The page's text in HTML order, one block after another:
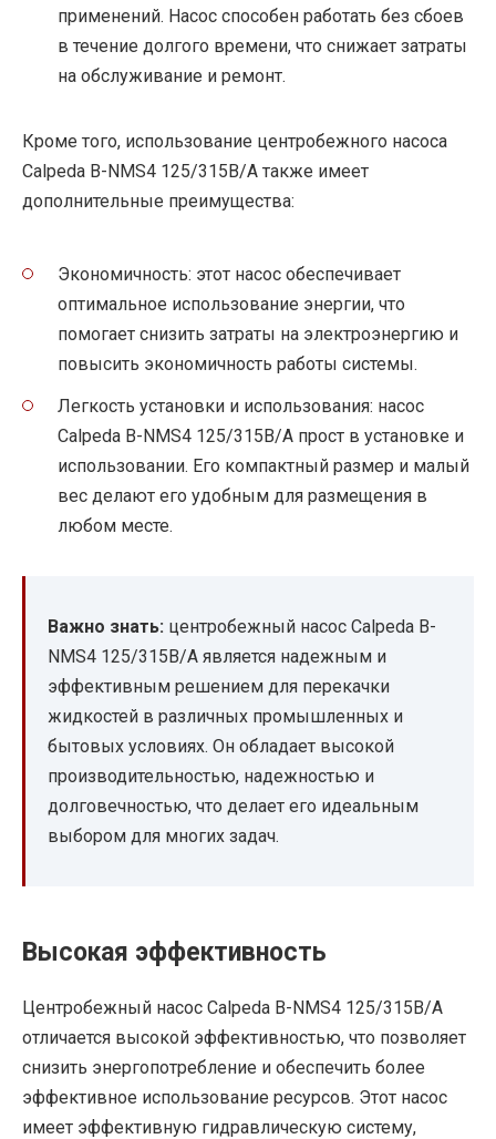
применений. Насос способен работать без сбоев
в течение долгого времени, что снижает затраты
на обслуживание и ремонт.
Кроме того, использование центробежного насоса
Calpeda B-NMS4 125/315B/A также имеет
дополнительные преимущества:
Экономичность: этот насос обеспечивает
оптимальное использование энергии, что
помогает снизить затраты на электроэнергию и
повысить экономичность работы системы.
Легкость установки и использования: насос
Calpeda B-NMS4 125/315B/A прост в установке и
использовании. Его компактный размер и малый
вес делают его удобным для размещения в
любом месте.
Важно знать: центробежный насос Calpeda B-
NMS4 125/315B/A является надежным и
эффективным решением для перекачки
жидкостей в различных промышленных и
бытовых условиях. Он обладает высокой
производительностью, надежностью и
долговечностью, что делает его идеальным
выбором для многих задач.
Высокая эффективность
Центробежный насос Calpeda B-NMS4 125/315B/A
отличается высокой эффективностью, что позволяет
снизить энергопотребление и обеспечить более
эффективное использование ресурсов. Этот насос
имеет эффективную гидравлическую систему,